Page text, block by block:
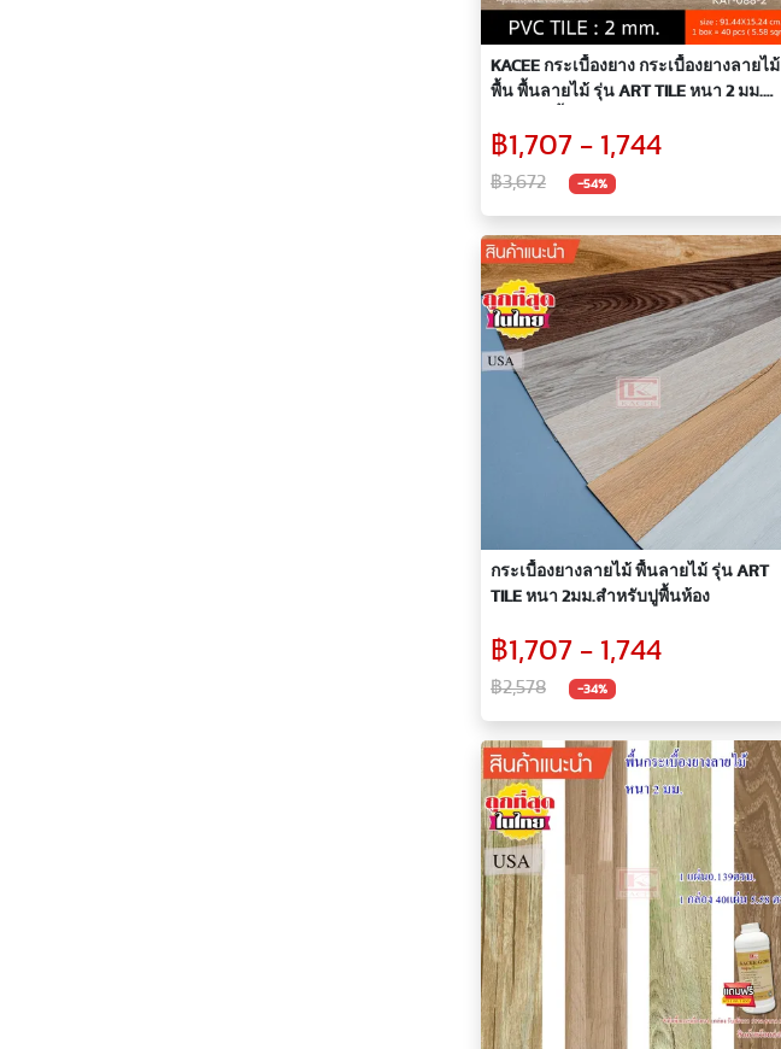
KACEE กระเบื้องยาง กระเบื้องยางลายไม้
พื้น พื้นลายไม้ รุ่น ART TILE หนา 2 มม.
฿1,707 - 1,744
฿3,672 -54%
กระเบื้องยางลายไม้ พื้นลายไม้ รุ่น ART
TILE หนา 2มม.สำหรับปูพื้นห้อง
฿1,707 - 1,744
฿2,578 -34%